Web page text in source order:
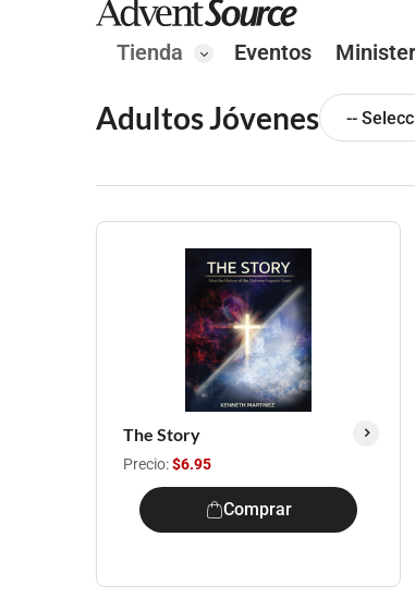
Tienda Eventos
Adultos Jóvenes --
The Story
Precio:$6.95
Comprar